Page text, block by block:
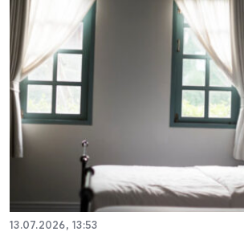
13.07.2026, 13:53